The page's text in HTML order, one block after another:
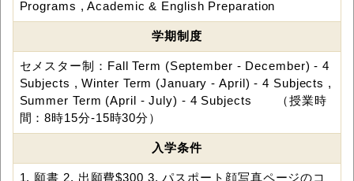
Programs , Academic & English Preparation
学期制度
セメスター制：Fall Term (September - December) - 4
Subjects , Winter Term (January - April) - 4 Subjects ,
Summer Term (April - July) - 4 Subjects （授業時
間：8時15分-15時30分）
入学条件
1. 願書 2. 出願費$300 3. パスポート顔写真ページのコ